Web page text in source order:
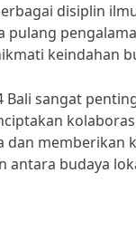
disiplin
keindahan
Bali sangat
memberikan
budaya